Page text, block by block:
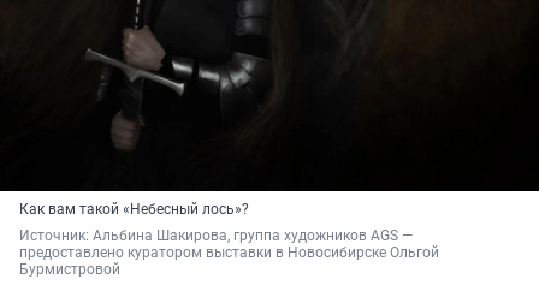
Как вам такой «Небесный лось»?
Источник: Альбина Шакирова, группа художников AGS —
предоставлено куратором выставки в Новосибирске Ольгой
Бурмистровой